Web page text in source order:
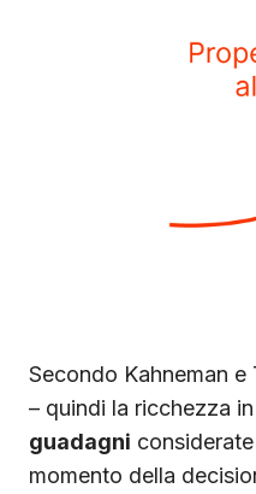
Secondo Kahneman
– quindi la ricchezza
guadagni considerate
momento della